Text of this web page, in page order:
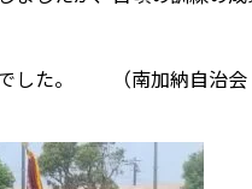
でした。 （南加納自治会